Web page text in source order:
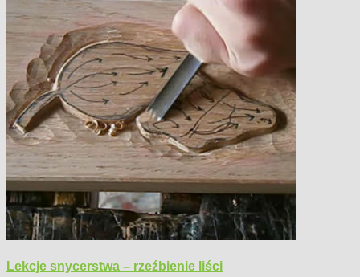
Lekcje snycerstwa – rzeźbienie liści